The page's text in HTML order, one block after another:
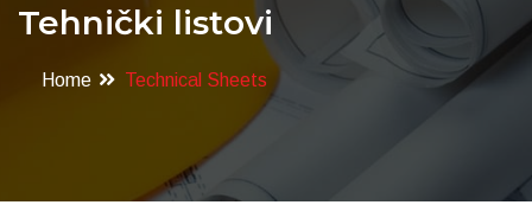
Tehnički listovi
Home Technical Sheets